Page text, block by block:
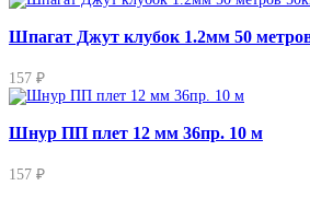
Шпагат Джут клубок 1.2мм 50
157 ₽
Шнур ПП плет 12 мм 36пр. 10 м
157 ₽